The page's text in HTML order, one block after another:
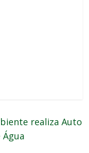
realiza Auto